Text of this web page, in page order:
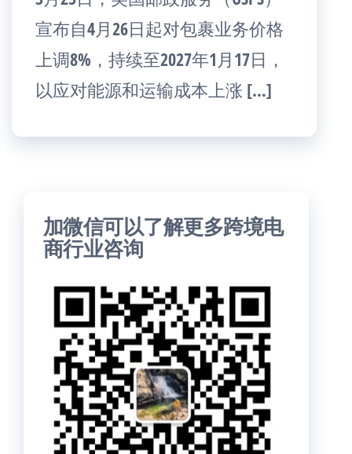
宣布自4月26日起对包裹业务价格
上调8%，持续至2027年1月17日，
以应对能源和运输成本上涨 […]
加微信可以了解更多跨境电
商行业咨询